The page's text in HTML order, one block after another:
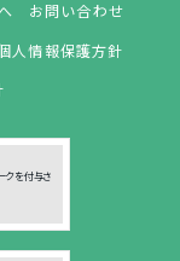
お問い合わせ
人情報保護方針
クを付与さ